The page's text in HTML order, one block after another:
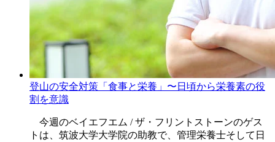
登山の安全対策「食事と栄養」〜日頃から栄養素の役
割を意識
今週のベイエフエム / ザ・フリントストーンのゲス
トは、筑波大学大学院の助教で、管理栄養士そして日